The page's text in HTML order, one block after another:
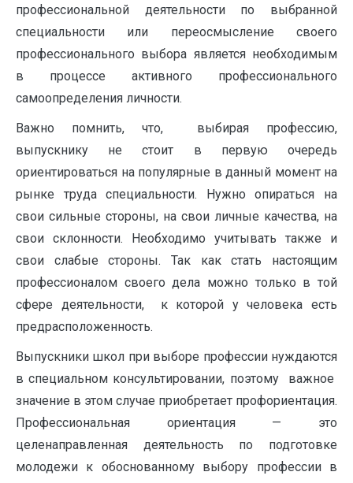
профессиональной деятельности по выбранной
специальности или переосмысление своего
профессионального выбора является необходимым
в процессе активного профессионального
самоопределения личности.
Важно помнить, что, выбирая профессию,
выпускнику не стоит в первую очередь
ориентироваться на популярные в данный момент на
рынке труда специальности. Нужно опираться на
свои сильные стороны, на свои личные качества, на
свои склонности. Необходимо учитывать также и
свои слабые стороны. Так как стать настоящим
профессионалом своего дела можно только в той
сфере деятельности, к которой у человека есть
предрасположенность.
Выпускники школ при выборе профессии нуждаются
в специальном консультировании, поэтому важное
значение в этом случае приобретает профориентация.
Профессиональная ориентация — это
целенаправленная деятельность по подготовке
молодежи к обоснованному выбору профессии в